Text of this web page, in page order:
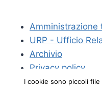
Amministrazione
URP - Ufficio
Archivio
Privacy policy
Crediti
I cookie sono piccoli